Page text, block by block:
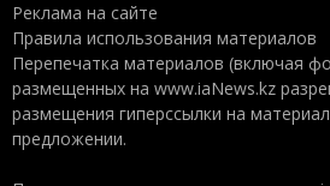
Реклама на сайте
Правила использования материалов
Перепечатка материалов (включая
размещенных на www.iaNews.kz
размещения гиперссылки на
предложении.